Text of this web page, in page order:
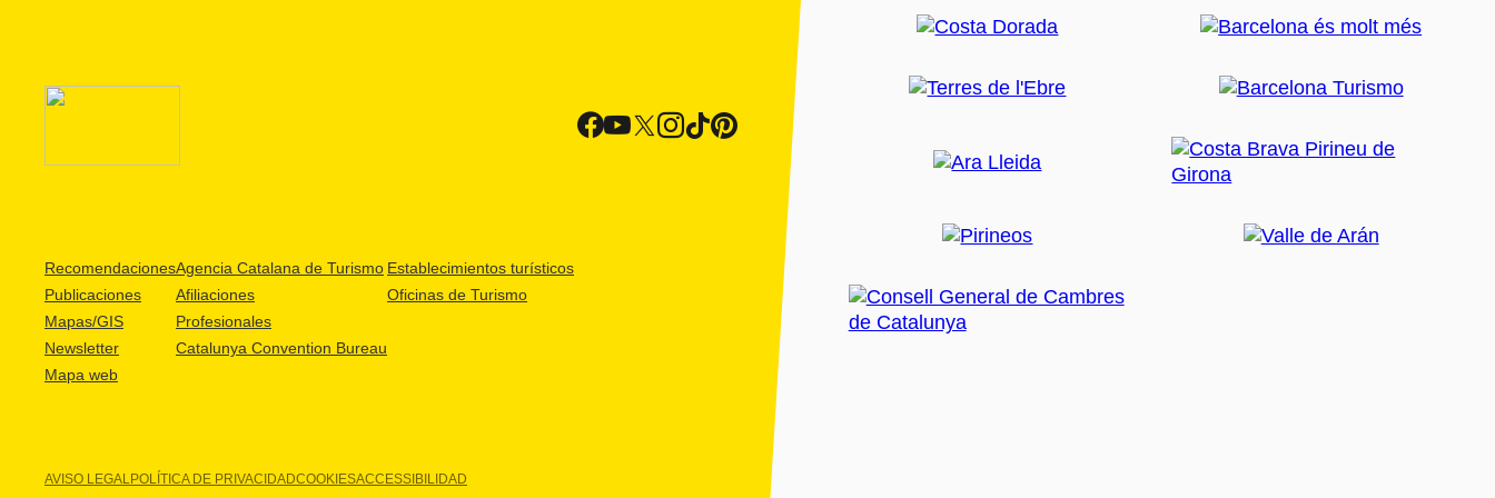
Recomendaciones
Publicaciones
Mapas/GIS
Newsletter
Mapa web
Agencia Catalana de Turismo
Afiliaciones
Profesionales
Catalunya Convention Bureau
Establecimientos turísticos
Oficinas de Turismo
AVISO LEGALPOLÍTICA DE PRIVACIDADCOOKIESACCESSIBILIDAD